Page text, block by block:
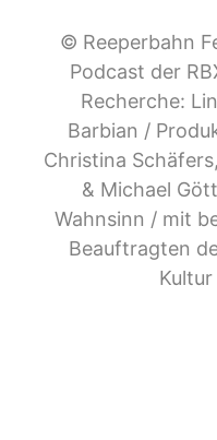
© Reeperbahn
Podcast der
Recherche:
Barbian /
Christina
& Michael
Wahnsinn / mit
Beauftragten